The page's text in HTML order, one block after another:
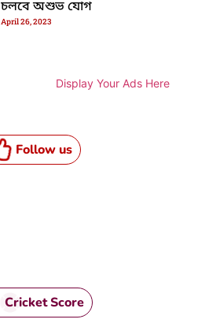
চলবে অশুভ যোগ
April 26, 2023
Display Your Ads Here
Follow us
Cricket Score